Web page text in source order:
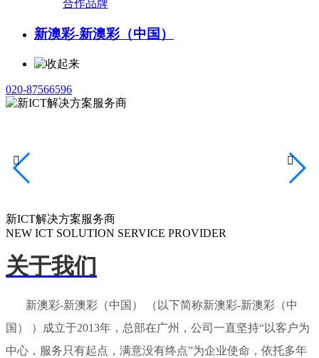
合作品牌
新澳彩-新澳彩（中国）
020-87566596
新ICT解决方案服务商
NEW ICT SOLUTION SERVICE PROVIDER
 
关于我们
新澳彩-新澳彩（中国） （以下简称新澳彩-新澳彩（中
国） ）成立于2013年，总部在广州，公司一直坚持“以客户为
中心，服务只有起点，满意没有终点”为企业使命，依托多年